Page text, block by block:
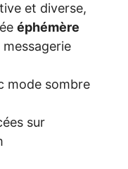
et diverse,
éphémère
mode sombre
sur